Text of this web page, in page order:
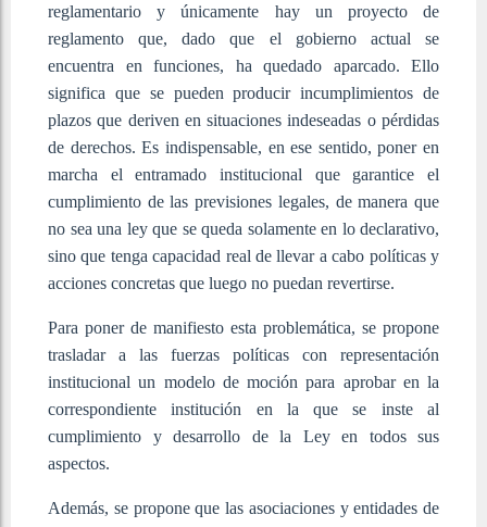
reglamentario y únicamente hay un proyecto de
reglamento que, dado que el gobierno actual se
encuentra en funciones, ha quedado aparcado. Ello
significa que se pueden producir incumplimientos de
plazos que deriven en situaciones indeseadas o pérdidas
de derechos. Es indispensable, en ese sentido, poner en
marcha el entramado institucional que garantice el
cumplimiento de las previsiones legales, de manera que
no sea una ley que se queda solamente en lo declarativo,
sino que tenga capacidad real de llevar a cabo políticas y
acciones concretas que luego no puedan revertirse.
Para poner de manifiesto esta problemática, se propone
trasladar a las fuerzas políticas con representación
institucional un modelo de moción para aprobar en la
correspondiente institución en la que se inste al
cumplimiento y desarrollo de la Ley en todos sus
aspectos.
Además, se propone que las asociaciones y entidades de